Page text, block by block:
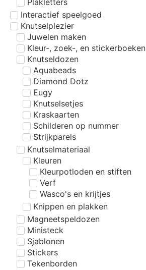
Interactief speelgoed
Knutselplezier
Juwelen maken
Kleur-, zoek-, en stickerboeken
Knutseldozen
Aquabeads
Diamond Dotz
Eugy
Knutselsetjes
Kraskaarten
Schilderen op nummer
Strijkparels
Knutselmateriaal
Kleuren
Kleurpotloden en stiften
Verf
Wasco's en krijtjes
Knippen en plakken
Magneetspeldozen
Ministeck
Sjablonen
Stickers
Tekenborden